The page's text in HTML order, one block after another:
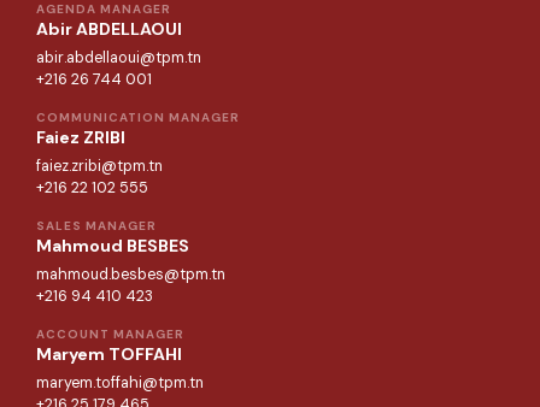
AGENDA MANAGER
Abir ABDELLAOUI
abir.abdellaoui@tpm.tn
+216 26 744 001
COMMUNICATION MANAGER
Faiez ZRIBI
faiez.zribi@tpm.tn
+216 22 102 555
SALES MANAGER
Mahmoud BESBES
mahmoud.besbes@tpm.tn
+216 94 410 423
ACCOUNT MANAGER
Maryem TOFFAHI
maryem.toffahi@tpm.tn